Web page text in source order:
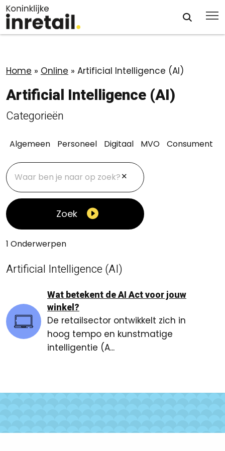
Home » Online » Artificial Intelligence (AI)
Artificial Intelligence (AI)
Categorieën
Algemeen Personeel Digitaal MVO Consument
Zoek
1 Onderwerpen
Artificial Intelligence (AI)
Wat betekent de AI Act voor jouw
winkel?
De retailsector ontwikkelt zich in
hoog tempo en kunstmatige
intelligentie (A...